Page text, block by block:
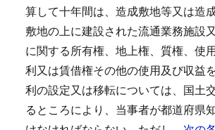
算して十年間は、造成敷地等又は造
敷地の上に建設された流通業務施設
に関する所有権、地上権、質権、使
利又は賃借権その他の使用及び収益
利の設定又は移転については、国土
るところにより、当事者が都道府県